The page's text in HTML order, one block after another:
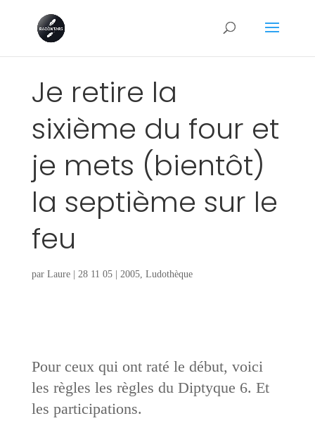
Je retire la
sixième du four et
je mets (bientôt)
la septième sur le
feu
par Laure| 28 11 05| 2005, Ludothèque
Pour ceux qui ont raté le début, voici
les règles les règles du Diptyque 6. Et
les participations.